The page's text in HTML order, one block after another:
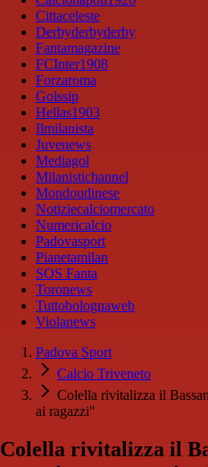
Cittaceleste
Derbyderbyderby
Fantamagazine
FCInter1908
Forzaroma
Golssip
Hellas1903
Ilmilanista
Juvenews
Mediagol
Milanistichannel
Mondoudinese
Notiziecalciomercato
Numericalcio
Padovasport
Pianetamilan
SOS Fanta
Toronews
Tuttobolognaweb
Violanews
Padova Sport
Calcio Triveneto
Colella rivitalizza il
ai ragazzi"
Colella rivitalizza il